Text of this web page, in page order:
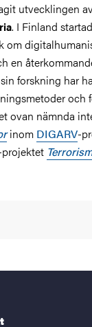
utvecklingen
. I Finland
om
en
forskning har
och
ovan nämnda
inom DIGARV-